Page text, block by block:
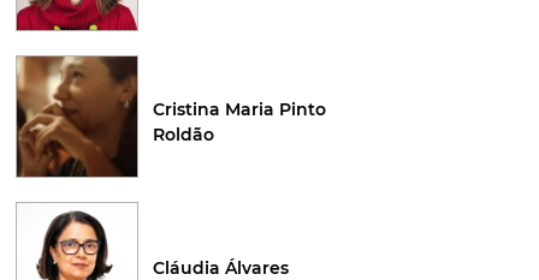
Cristina Maria Pinto
Roldão
Cláudia Álvares